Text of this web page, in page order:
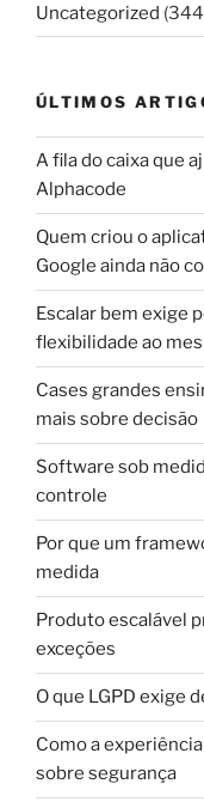
Uncategorized
ÚLTIMOS
A fila do caixa que
Alphacode
Quem criou o
Google ainda não
Escalar bem exige
flexibilidade ao
Cases grandes
mais sobre decisão
Software sob
controle
Por que um
medida
Produto escalável
exceções
O que LGPD exige
Como a
sobre segurança